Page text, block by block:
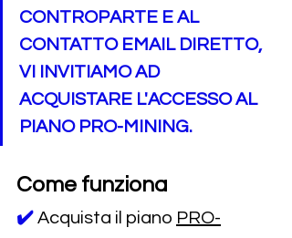
CONTROPARTE E AL
CONTATTO EMAIL DIRETTO,
VI INVITIAMO AD
ACQUISTARE L'ACCESSO AL
PIANO PRO-MINING.
Come funziona
✔️ Acquista il piano PRO-